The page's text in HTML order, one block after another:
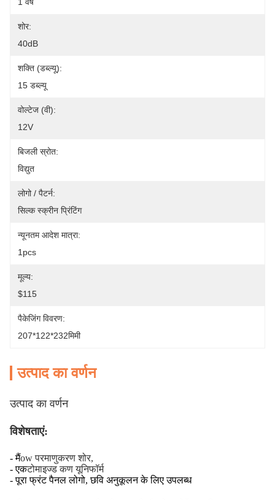
शोर:
40dB
शक्ति (डब्ल्यू):
15 डब्ल्यू
वोल्टेज (वी):
12V
बिजली स्रोत:
विद्युत
लोगो / पैटर्न:
सिल्क स्क्रीन प्रिंटिंग
न्यूनतम आदेश मात्रा:
1pcs
मूल्य:
$115
पैकेजिंग विवरण:
207*122*232मिमी
उत्पाद का वर्णन
उत्पाद का वर्णन
विशेषताएं:
- मैंow परमाणुकरण शोर,
- एकटोमाइज्ड कण यूनिफॉर्म
- पूरा फ्रंट पैनल लोगो, छवि अनुकूलन के लिए उपलब्ध